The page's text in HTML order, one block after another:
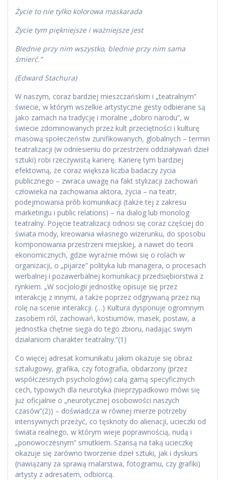
Życie to nie tylko kolorowa maskarada
Życie tym piękniejsze i ważniejsze jest
Blednie przy nim wszystko, blednie przy nim sama
śmierć.”
(Edward Stachura)
W naszym, coraz bardziej mieszczańskim i „teatralnym”
świecie, w którym wszelkie artystyczne gesty odbierane są
jako zamach na tradycję i moralne „dobro narodu”, w
świecie zdominowanych przez kult przeciętności i kulturę
masową społeczeństw zunifikowanych, globalnych – termin
teatralizacji (w odniesieniu do przestrzeni oddziaływań dzieł
sztuki) robi rzeczywistą karierę. Karierę tym bardziej
efektowną, że coraz większa liczba badaczy życia
publicznego – zwraca uwagę na fakt stylizacji zachowań
człowieka na zachowania aktora, życia – na teatr,
podejmowania prób komunikacji (także tej z zakresu
marketingu i public relations) – na dialog lub monolog
teatralny. Pojęcie teatralizacji odnosi się coraz częściej do
świata mody, kreowania własnego wizerunku, do sposobu
komponowania przestrzeni miejskiej, a nawet do teorii
ekonomicznych, gdzie wyraźnie mówi się o rolach w
organizacji, o „pijarze” polityka lub managera, o procesach
werbalnej i pozawerbalnej komunikacji przedsiębiorstwa z
rynkiem. „W socjologii jednostkę opisuje się przez
interakcję z innymi, a także poprzez odgrywaną przez nią
rolę na scenie interakcji. (…) Kultura dysponuje ogromnym
zasobem ról, zachowań, kostiumów, masek, postaw, a
jednostka chętnie sięga do tego zbioru, nadając swym
działaniom charakter teatralny.”(1)
Co więcej adresat komunikatu jakim okazuje się obraz
sztalugowy, grafika, czy fotografia, obdarzony (przez
współczesnych psychologów) całą gamą specyficznych
cech, typowych dla neurotyka (nieprzypadkowo mówi się
już oficjalnie o „neurotycznej osobowości naszych
czasów”(2)) – doświadcza w równej mierze potrzeby
intensywnych przeżyć, co tęsknoty do alienacji, ucieczki od
świata realnego, w którym wieje poprawnością, nudą i
„ponowoczesnym” smutkiem. Szansą na taką ucieczkę
okazuje się zarówno tworzenie dzieł sztuki, jak i dyskurs
(nawiązany za sprawą malarstwa, fotogramu, czy grafiki)
artysty z adresatem, odbiorcą.